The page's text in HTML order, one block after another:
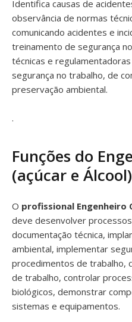
Identifica causas de
observância de normas
comunicando acidentes e
treinamento de segurança
técnicas e
segurança no trabalho, de
preservação ambiental.
.
Funções do
(açúcar e Álcool)
O profissional Engenheiro
deve desenvolver
documentação técnica,
ambiental, implementar
procedimentos de trabalho,
de trabalho, controlar
biológicos, demonstrar
sistemas e equipamentos.